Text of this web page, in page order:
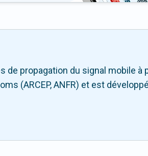
de propagation du signal mobile à
(ARCEP, ANFR) et est